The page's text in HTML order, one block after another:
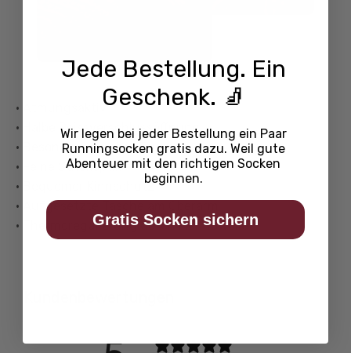
• Atmungsaktiv
• Halbe Reissverschlussöffnung
• Besonders weicher Touch
• Feine Strickoptik
• Bequemer Kinnschutz
• Aufgesetzte Tasche am Oberarm
• Thermoregulierung durch Merinowolle
Jede Bestellung. Ein
Geschenk. 🧦
Wir legen bei jeder Bestellung ein Paar
Runningsocken gratis dazu. Weil gute
Abenteuer mit den richtigen Socken
beginnen.
Gratis Socken sichern